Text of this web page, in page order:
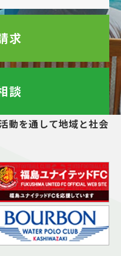
求
談
動を通して地域と社会